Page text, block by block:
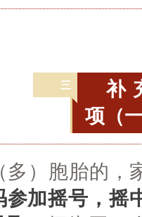
三
补
项（
多）胞胎的，
参加摇号，摇